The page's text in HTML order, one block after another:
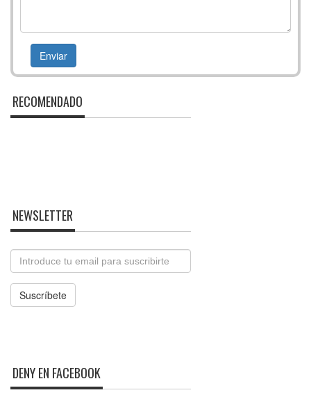
RECOMENDADO
NEWSLETTER
Email
Suscríbete
DENY EN FACEBOOK